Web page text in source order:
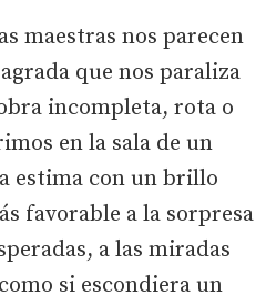
maestras nos parecen
que nos paraliza
incompleta, rota o
en la sala de un
estima con un brillo
favorable a la sorpresa
a las miradas
si escondiera un